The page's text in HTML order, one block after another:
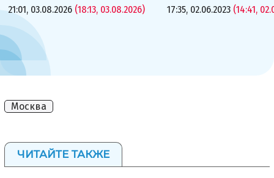
21:01, 03.08.2026 (18:13, 03.08.2026) 17:35, 02.06.2023 (14:41,
Москва
ЧИТАЙТЕ ТАКЖЕ